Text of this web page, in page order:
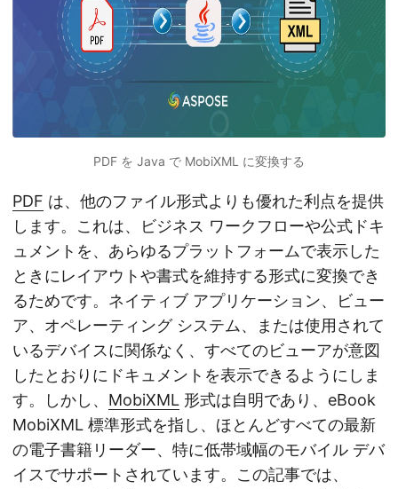
PDF を Java で MobiXML に変換する
PDF は、他のファイル形式よりも優れた利点を提供
します。これは、ビジネス ワークフローや公式ドキ
ュメントを、あらゆるプラットフォームで表示した
ときにレイアウトや書式を維持する形式に変換でき
るためです。ネイティブ アプリケーション、ビュー
ア、オペレーティング システム、または使用されて
いるデバイスに関係なく、すべてのビューアが意図
したとおりにドキュメントを表示できるようにしま
す。しかし、 MobiXML 形式は自明であり、eBook
MobiXML 標準形式を指し、ほとんどすべての最新
の電子書籍リーダー、特に低帯域幅のモバイル デバ
イスでサポートされています。この記事では、